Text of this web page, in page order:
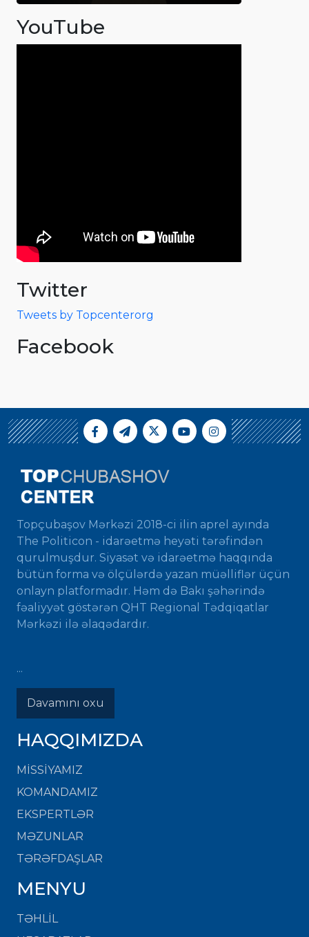
YouTube
Twitter
Tweets by Topcenterorg
Facebook
Topçubaşov Mərkəzi 2018-ci ilin aprel ayında
The Politicon - idarəetmə heyəti tərəfindən
qurulmuşdur. Siyasət və idarəetmə haqqında
bütün forma və ölçülərdə yazan müəlliflər üçün
onlayn platformadır. Həm də Bakı şəhərində
fəaliyyət göstərən QHT Regional Tədqiqatlar
Mərkəzi ilə əlaqədardır.
...
Davamını oxu
HAQQIMIZDA
MISSIYAMIZ
KOMANDAMIZ
EKSPERTLƏR
MƏZUNLAR
TƏRƏFDAŞLAR
MENYU
TƏHLİL